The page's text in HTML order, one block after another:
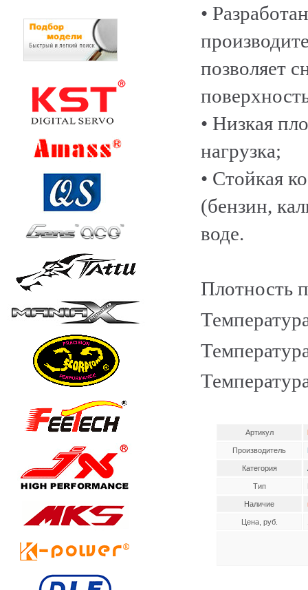
•
позволяет
• Низкая
нагрузка;
• Стойкая
(бензин,
воде.
Плотность
Артикул
Производитель
Категория
Тип
Наличие
Цена, руб.